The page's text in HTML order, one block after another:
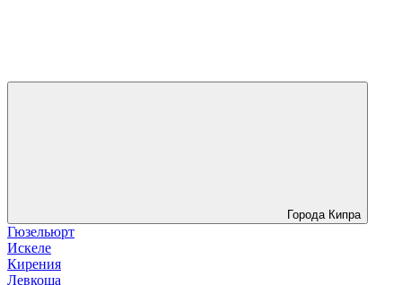
Города Кипра
Гюзельюрт
Искеле
Кирения
Левкоша